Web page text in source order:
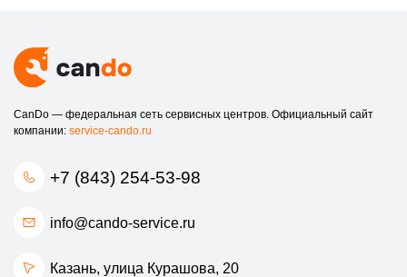
CanDo — федеральная сеть сервисных центров. Официальный сайт
компании: service-cando.ru
+7 (843) 254-53-98
info@cando-service.ru
Казань, улица Курашова, 20